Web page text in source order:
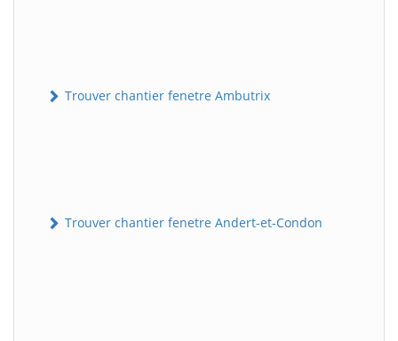
Trouver chantier fenetre Ambutrix
Trouver chantier fenetre Andert-et-Condon